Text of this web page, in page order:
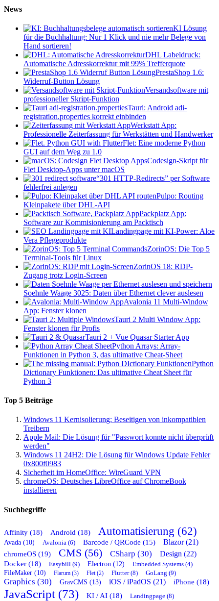
News
KI Lösung
für die Buchhaltung: Nur 1 Klick und nie mehr Belege von
Hand sortieren!
DHL Labeldruck:
Automatische Adresskorrektur mit 99% Trefferquote
PrestaShop 1.6:
Widerruf-Button Lösung
Versandsoftware mit
professioneller Skript-Funktion
Tauri: Android adi-
registration.properties korrekt einbinden
Werkstatt App:
Professionelle Zeiterfassung für Werkstätten und Handwerker
Flet: Eine moderne Python
GUI auf dem Weg zu 1.0
Codesign-Skript für
Flet Desktop-Apps unter macOS
“301 HTTP-Redirects” per Software
fehlerfrei anlegen
Pulpo: Routing
Kleinpakete über DHL-API
Packplatz App:
Software zur Kommisionierung am Packtisch
Landingpage mit KI-Power: Aloe
Vera Pflegeprodukte
ZorinOS: Die Top 5
Terminal-Tools für Linux
ZorinOS 18: RDP-
Zugang trotz Login-Screen
Soehnle Waage 3025: Daten über Ethernet clever auslesen
Avalonia 11 Multi-Window
App: Fenster klonen
Tauri 2 Multi Window App:
Fenster klonen für Profis
Tauri 2 + Vue Quasar Starter App
Python Arrays: Array-
Funktionen in Python 3, das ultimative Cheat-Sheet
Python
Dictionary Funktionen: Das ultimative Cheat Sheet für
Python 3
Top 5 Beiträge
Windows 11 Kernisolierung: Beseitigen von inkompatiblen
Treibern
Apple Mail: Die Lösung für "Passwort konnte nicht überprüft
werden"
Windows 11 24H2: Die Lösung für Windows Update Fehler
0x800f0983
Sicherheit im HomeOffice: WireGuard VPN
chromeOS: Deutsches LibreOffice auf ChromeBook
installieren
Suchbegriffe
Affinity (18) Android (18) Automatisierung (62)
Avada (10) Avalonia (6) Barcode / QRCode (15)
Blazor (21)
chromeOS (19)
CMS (56) CSharp (30) Design (22)
Docker (18) Easybill (9) Electron (12) Embedded Systems (4)
FileMaker (10) Flarum (3) Flet (2) Flutter (8) GoLang (9)
Graphics (30) GravCMS (13) iOS / iPadOS (21) iPhone (18)
JavaScript (73) KI / AI (18) Landingpage (8)